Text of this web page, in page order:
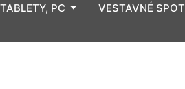
PC
VESTAVNÉ